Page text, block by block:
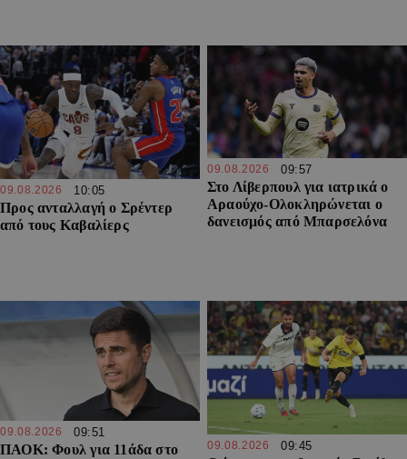
09.08.2026 10:05
Προς ανταλλαγή ο Σρέντερ
από τους Καβαλίερς
09.08.2026 09:57
Στο Λίβερπουλ για ιατρικά ο
Αραούχο-Ολοκληρώνεται ο
δανεισμός από Μπαρσελόνα
09.08.2026 09:51
ΠΑΟΚ: Φουλ για 11άδα στο
09.08.2026 09:45